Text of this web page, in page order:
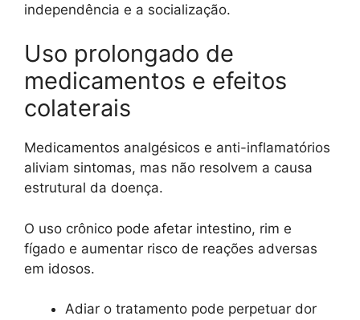
independência e a socialização.
Uso prolongado de
medicamentos e efeitos
colaterais
Medicamentos analgésicos e anti-inflamatórios
aliviam sintomas, mas não resolvem a causa
estrutural da doença.
O uso crônico pode afetar intestino, rim e
fígado e aumentar risco de reações adversas
em idosos.
Adiar o tratamento pode perpetuar dor